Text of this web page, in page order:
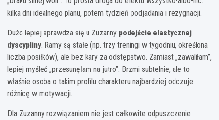
kilka dni idealnego planu, potem tydzień podjadania i rezygnacji.
Dużo lepiej sprawdza się u Zuzanny podejście elastycznej
dyscypliny. Ramy są stałe (np. trzy treningi w tygodniu, określona
liczba posiłków), ale bez kary za odstępstwo. Zamiast „zawaliłam”,
lepiej myśleć „przesunęłam na jutro”. Brzmi subtelnie, ale to
właśnie osoba o takim profilu charakteru najbardziej odczuje
różnicę w motywacji.
Dla Zuzanny rozwiązaniem nie jest całkowite odpuszczenie